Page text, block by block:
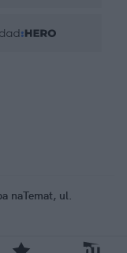
naTemat, ul.